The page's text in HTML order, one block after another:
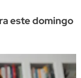
este domingo